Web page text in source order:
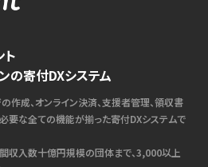
の寄付DXシステム
作成、オンライン決済、支援者管理、領収書
要な全ての機能が揃った寄付DXシステムで
収入数十億円規模の団体まで、3,000以上